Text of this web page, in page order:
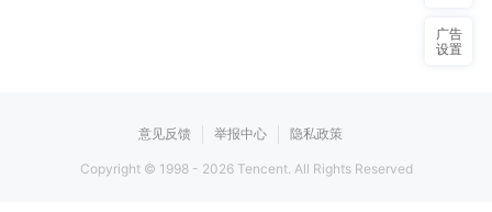
意见反馈 举报中心 隐私政策
Copyright © 1998 - 2026Tencent. All Rights Reserved
广告
设置